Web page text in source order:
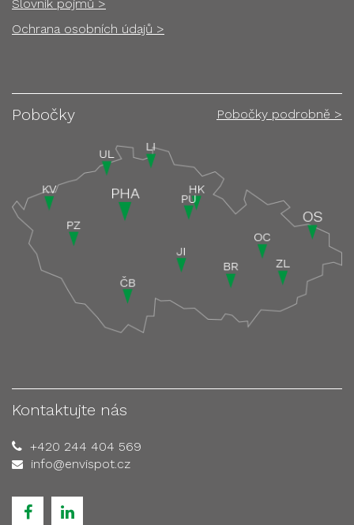
Slovník pojmů >
Ochrana osobních údajů >
Pobočky Pobočky podrobně >
Kontaktujte nás
+420 244 404 569
info@envispot.cz